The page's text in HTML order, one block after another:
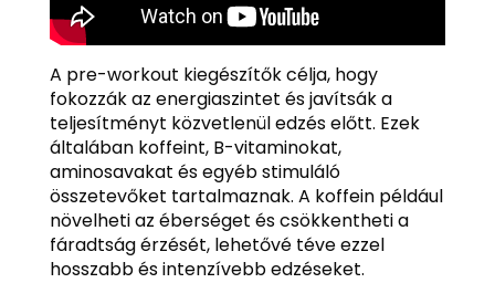
A pre-workout kiegészítők célja, hogy
fokozzák az energiaszintet és javítsák a
teljesítményt közvetlenül edzés előtt. Ezek
általában koffeint, B-vitaminokat,
aminosavakat és egyéb stimuláló
összetevőket tartalmaznak. A koffein például
növelheti az éberséget és csökkentheti a
fáradtság érzését, lehetővé téve ezzel
hosszabb és intenzívebb edzéseket.